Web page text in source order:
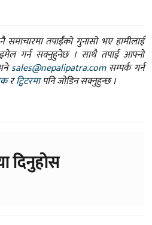
समाचारमा तपाईंको गुनासो भए हामीलाई
गर्न सक्नुहुनेछ । साथै तपाई आफ्नो
sales@nepalipatra.comसम्पर्क गर्न
रट्विटरमापनि जोडिन सक्नुहुन्छ ।
दिनुहोस